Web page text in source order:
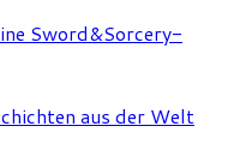
Sword&Sorcery-
aus der Welt